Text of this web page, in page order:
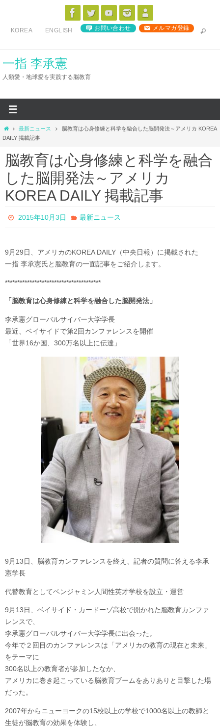
ス
KOREA ENGLISH お問い合わせ メルマガ登録
一指 李承憲
人類愛・地球愛を実践する脳教育
ホ
ー
最新ニュース
脳教育は心身修練と科学を融合した脳開発法～アメリカ KOREA
DAILY 掲載記事
脳教育は心身修練と科学を融合
した脳開発法～アメリカ
KOREA DAILY 掲載記事
2015年10月3日 最新ニュース
9月29日、アメリカのKOREA DAILY（中央日報）に掲載された
一指 李承憲氏と脳教育の一面記事をご紹介します。
***************************************
「脳教育は心身修練と科学を融合した脳開発法」
李承憲グローバルサイバー大学学長
最近、ベイサイドで第2回カンファレンスを開催
「世界16か国、300万名以上に伝達」
9月13日、脳教育カンファレンスを終え、記者の質問に答える李承
憲学長
代替教育としてベンジャミン人間性英才学校を設立・運営
9月13日、ベイサイド・カードーゾ高校で開かれた脳教育カンファ
レンスで、
李承憲グローバルサイバー大学学長に出会った。
今年で２回目のカンファレンスは「アメリカの教育の現在と未来」
をテーマに
300名以上の教育者が参加したなか、
アメリカに巻き起こっている脳教育ブームをありありと目撃した場
だった。
2007年からニューヨークの15校以上の学校で1000名以上の教師と
生徒が脳教育の効果を体験し、